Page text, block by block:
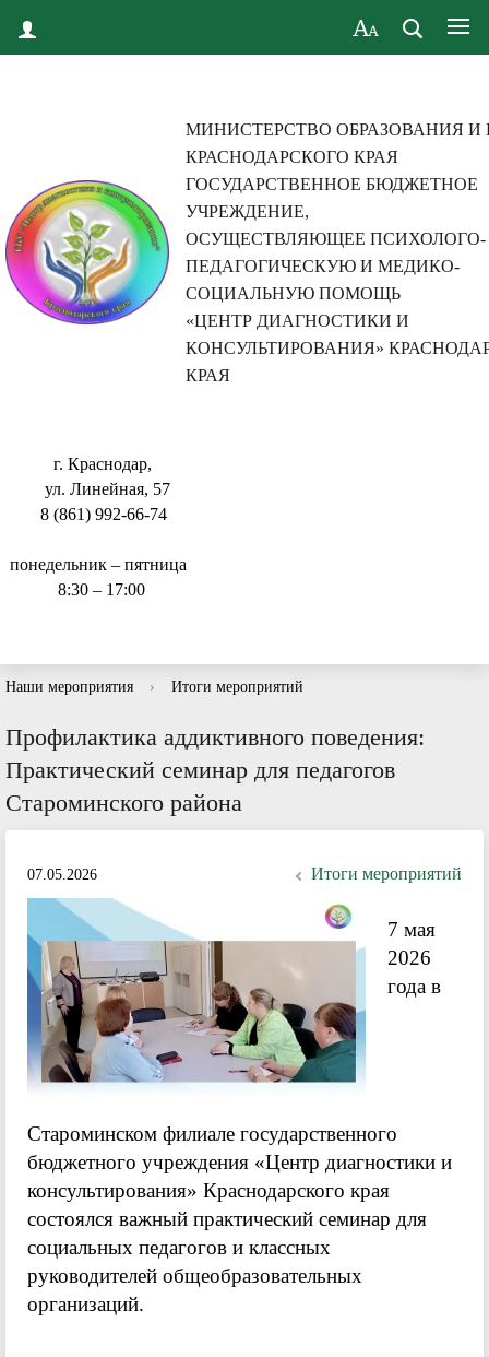
МИНИСТЕРСТВО ОБРАЗОВАНИЯ И
КРАСНОДАРСКОГО КРАЯ
ГОСУДАРСТВЕННОЕ БЮДЖЕТНОЕ
УЧРЕЖДЕНИЕ,
ОСУЩЕСТВЛЯЮЩЕЕ ПСИХОЛОГО-
ПЕДАГОГИЧЕСКУЮ И МЕДИКО-
СОЦИАЛЬНУЮ ПОМОЩЬ
«ЦЕНТР ДИАГНОСТИКИ И
КОНСУЛЬТИРОВАНИЯ»
КРАЯ
г. Краснодар,
ул. Линейная, 57
8 (861) 992-66-74
понедельник – пятница
8:30 – 17:00
Наши мероприятия › Итоги мероприятий
Профилактика аддиктивного поведения:
Практический семинар для педагогов
Староминского района
07.05.2026 Итоги мероприятий
7 мая
2026
года в
Староминском филиале государственного
бюджетного учреждения «Центр диагностики и
консультирования» Краснодарского края
состоялся важный практический семинар для
социальных педагогов и классных
руководителей общеобразовательных
организаций.